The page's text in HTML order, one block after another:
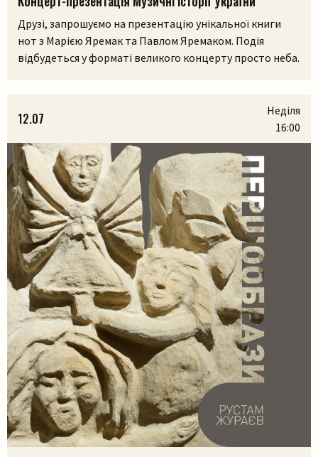
Друзі, запрошуємо на презентацію унікальної книги
нот з Марією Яремак та Павлом Яремаком. Подія
відбудеться у форматі великого концерту просто неба.
народилися з українських легенд, природи та музики.
На вас чекають:– презентація книги разом з авторами
Марією Яремак та Павлом Яремаком.– […]
12.07
Неділя
16:00